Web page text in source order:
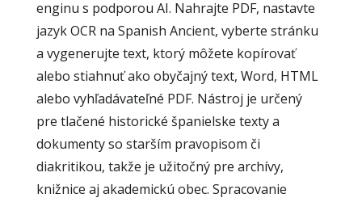
enginu s podporou AI. Nahrajte PDF, nastavte
jazyk OCR na Spanish Ancient, vyberte stránku
a vygenerujte text, ktorý môžete kopírovať
alebo stiahnuť ako obyčajný text, Word, HTML
alebo vyhľadávateľné PDF. Nástroj je určený
pre tlačené historické španielske texty a
dokumenty so starším pravopisom či
diakritikou, takže je užitočný pre archívy,
knižnice aj akademickú obec. Spracovanie